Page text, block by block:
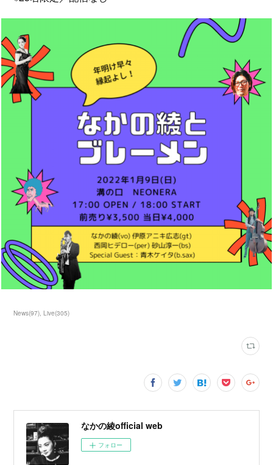
News(97) Live(305)
なかの綾official web
フォロー